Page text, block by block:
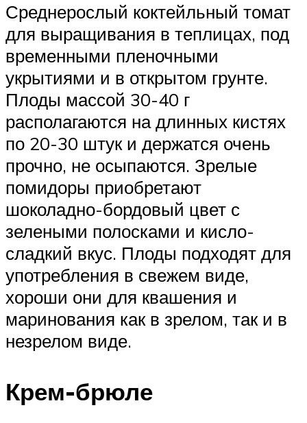
Среднерослый коктейльный томат
для выращивания в теплицах, под
временными пленочными
укрытиями и в открытом грунте.
Плоды массой 30-40 г
располагаются на длинных кистях
по 20-30 штук и держатся очень
прочно, не осыпаются. Зрелые
помидоры приобретают
шоколадно-бордовый цвет с
зелеными полосками и кисло-
сладкий вкус. Плоды подходят для
употребления в свежем виде,
хороши они для квашения и
маринования как в зрелом, так и в
незрелом виде.
Крем-брюле